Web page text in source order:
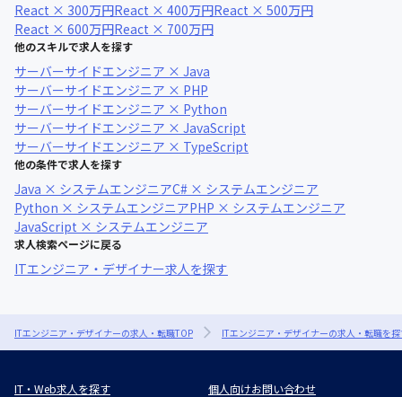
React × 300万円React × 400万円React × 500万円
React × 600万円React × 700万円
他のスキルで求人を探す
サーバーサイドエンジニア × Java
サーバーサイドエンジニア × PHP
サーバーサイドエンジニア × Python
サーバーサイドエンジニア × JavaScript
サーバーサイドエンジニア × TypeScript
他の条件で求人を探す
Java × システムエンジニアC# × システムエンジニア
Python × システムエンジニアPHP × システムエンジニア
JavaScript × システムエンジニア
求人検索ページに戻る
ITエンジニア・デザイナー求人を探す
ITエンジニア・デザイナーの求人・転職TOP ITエンジニア・デザイナーの求人・転職を
IT・Web求人を探す
個人向けお問い合わせ